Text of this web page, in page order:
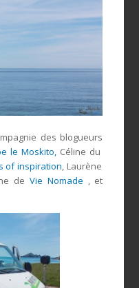
des blogueurs
le Moskito, Céline du
of inspiration, Laurène
de Vie Nomade , et